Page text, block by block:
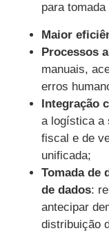
para
Maior
Processos
manuais,
erros
Integração
a logística a
fiscal e de
unificada;
Tomada de
de dados:
antecipar
distribuição